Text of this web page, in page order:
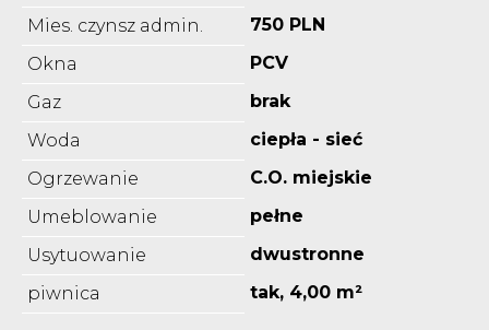
Mies. czynsz admin.
750 PLN
Okna
PCV
Gaz
brak
Woda
ciepła - sieć
Ogrzewanie
C.O. miejskie
Umeblowanie
pełne
Usytuowanie
dwustronne
piwnica
tak, 4,00 m²